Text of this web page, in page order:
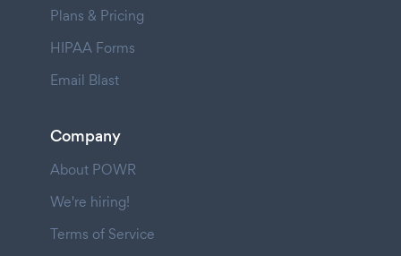
Plans & Pricing
HIPAA Forms
Email Blast
Company
About POWR
We're hiring!
Terms of Service